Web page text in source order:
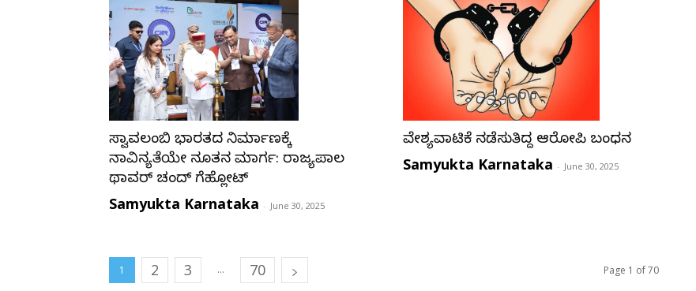
ಸ್ವಾವಲಂಬಿ ಭಾರತದ ನಿರ್ಮಾಣಕ್ಕೆ
ನಾವಿನ್ಯತೆಯೇ ನೂತನ ಮಾರ್ಗ: ರಾಜ್ಯಪಾಲ
ಥಾವರ್ ಚಂದ್ ಗೆಹ್ಲೋಟ್
Samyukta Karnataka - June 30, 2025
ವೇಶ್ಯವಾಟಿಕೆ ನಡೆಸುತ್ತಿದ್ದ ಆರೋಪಿ ಬಂಧನ
Samyukta Karnataka - June 30, 2025
1 2 3 ... 70 Page 1 of 70